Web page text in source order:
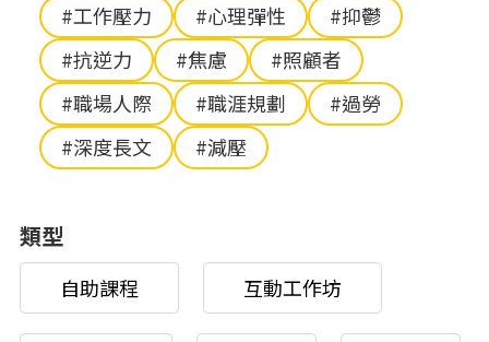
#工作壓力
#心理彈性
#抑鬱
#抗逆力
#焦慮
#照顧者
#職場人際
#職涯規劃
#過勞
#深度長文
#減壓
類型
自助課程 互動工作坊